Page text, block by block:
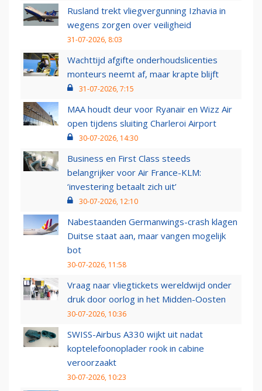
Rusland trekt vliegvergunning Izhavia in
wegens zorgen over veiligheid
31-07-2026, 8:03
Wachttijd afgifte onderhoudslicenties
monteurs neemt af, maar krapte blijft
31-07-2026, 7:15
MAA houdt deur voor Ryanair en Wizz Air
open tijdens sluiting Charleroi Airport
30-07-2026, 14:30
Business en First Class steeds
belangrijker voor Air France-KLM:
‘investering betaalt zich uit’
30-07-2026, 12:10
Nabestaanden Germanwings-crash klagen
Duitse staat aan, maar vangen mogelijk
bot
30-07-2026, 11:58
Vraag naar vliegtickets wereldwijd onder
druk door oorlog in het Midden-Oosten
30-07-2026, 10:36
SWISS-Airbus A330 wijkt uit nadat
koptelefoonoplader rook in cabine
veroorzaakt
30-07-2026, 10:23